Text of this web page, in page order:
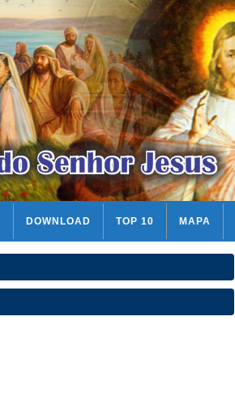
DOWNLOAD TOP 10 MAPA